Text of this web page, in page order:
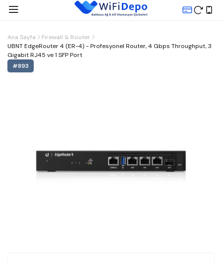
Ana Sayfa
Firewall & Router
UBNT EdgeRouter 4 (ER-4) - Profesyonel Router, 4 Gbps Throughput, 3
Gigabit RJ45 ve 1 SFP Port
#893